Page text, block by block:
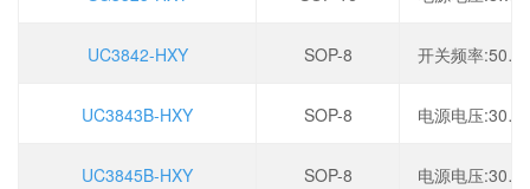
UC3842-HXY SOP-8 开关频率:500kHz,电源电压:30V,
UC3843B-HXY SOP-8 电源电压:30V,开关频率:500kHz,
UC3845B-HXY SOP-8 电源电压:30V,开关频率:500kHz,